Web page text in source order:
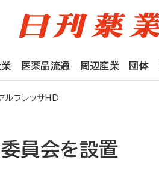
医薬品流通 周辺産業 団体
フレッサHD
員会を設置